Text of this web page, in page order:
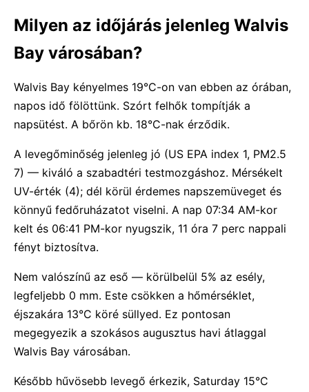
Milyen az időjárás jelenleg Walvis
Bay városában?
Walvis Bay kényelmes 19°C-on van ebben az órában,
napos idő fölöttünk. Szórt felhők tompítják a
napsütést. A bőrön kb. 18°C-nak érződik.
A levegőminőség jelenleg jó (US EPA index 1, PM2.5
7) — kiváló a szabadtéri testmozgáshoz. Mérsékelt
UV-érték (4); dél körül érdemes napszemüveget és
könnyű fedőruházatot viselni. A nap 07:34 AM-kor
kelt és 06:41 PM-kor nyugszik, 11 óra 7 perc nappali
fényt biztosítva.
Nem valószínű az eső — körülbelül 5% az esély,
legfeljebb 0 mm. Este csökken a hőmérséklet,
éjszakára 13°C köré süllyed. Ez pontosan
megegyezik a szokásos augusztus havi átlaggal
Walvis Bay városában.
Később hűvösebb levegő érkezik, Saturday 15°C